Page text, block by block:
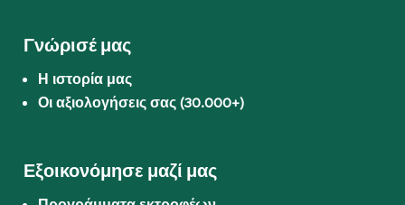
Γνώρισέ μας
Η ιστορία μας
Οι αξιολογήσεις σας (30.000+)
Εξοικονόμησε μαζί μας